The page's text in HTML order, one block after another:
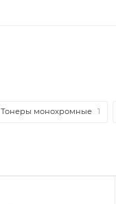
Тонеры монохромные 1